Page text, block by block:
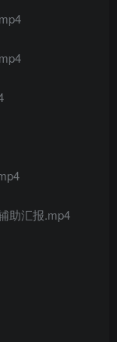
助汇报.mp4